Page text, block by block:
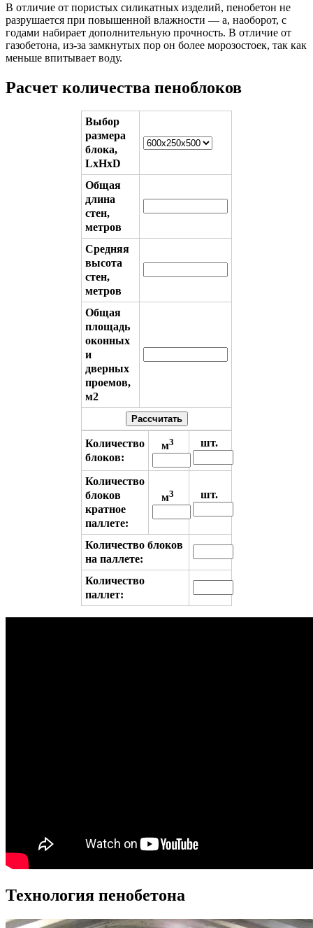
В отличие от пористых силикатных изделий, пенобетон не
разрушается при повышенной влажности — а, наоборот, с
годами набирает дополнительную прочность. В отличие от
газобетона, из-за замкнутых пор он более морозостоек, так как
меньше впитывает воду.
Расчет количества пеноблоков
Выбор
размера
блока,
LxHxD
Общая
длина
стен,
метров
Средняя
высота
стен,
метров
Общая
площадь
оконных
и
дверных
проемов,
м2
Рассчитать
Количество
блоков:
м3 шт.
Количество
блоков
кратное
паллете:
м3 шт.
Количество блоков
на паллете:
Количество
паллет:
Технология пенобетона